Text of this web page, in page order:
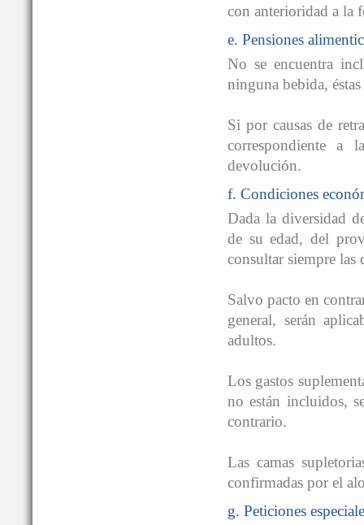
con anterioridad a la
e. Pensiones
No se encuentra
ninguna bebida,
Si por causas de
correspondiente a
devolución.
f. Condiciones
Dada la diversidad
de su edad, del
consultar siempre las
Salvo pacto en
general, serán
adultos.
Los gastos
no están incluidos,
contrario.
Las camas
confirmadas por el
g. Peticiones